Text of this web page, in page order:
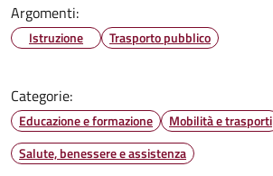
Argomenti:
Istruzione Trasporto pubblico
Categorie:
Educazione e formazione
Mobilità e trasporti
Salute, benessere e assistenza